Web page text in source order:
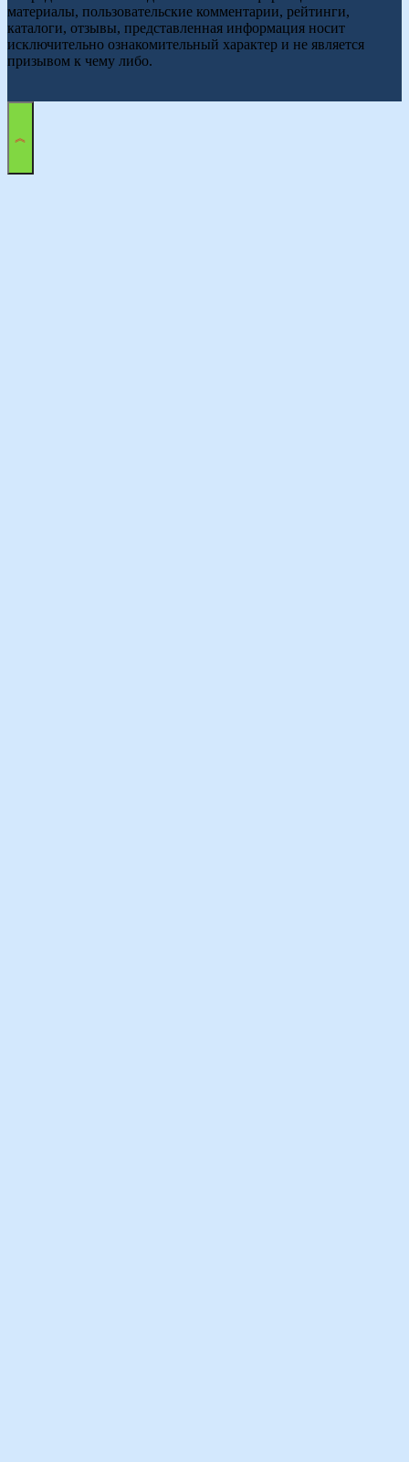
материалы, пользовательские комментарии, рейтинги,
каталоги, отзывы, представленная информация носит
исключительно ознакомительный характер и не является
призывом к чему либо.